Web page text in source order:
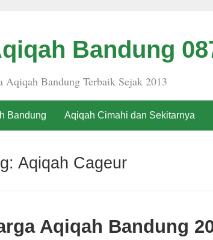
Bandung
Aqiqah Bandung Terbaik Sejak 2013
Bandung Aqiqah Cimahi dan Sekitarnya
Aqiqah Cageur
Aqiqah Bandung